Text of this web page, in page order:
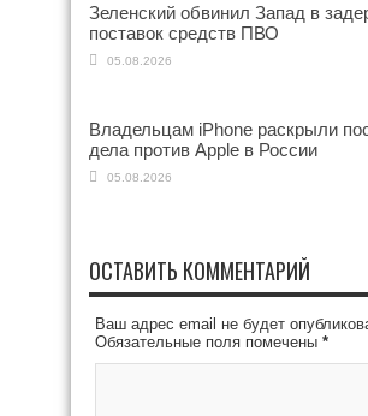
Зеленский обвинил Запад в
поставок средств ПВО
05.08.2026
Владельцам iPhone раскрыли
дела против Apple в России
05.08.2026
ОСТАВИТЬ КОММЕНТАРИЙ
Ваш адрес email не будет
Обязательные поля помечены *